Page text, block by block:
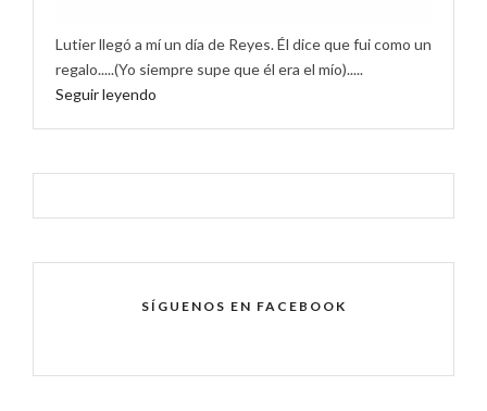
Lutier llegó a mí un día de Reyes. Él dice que fui como un
regalo.....(Yo siempre supe que él era el mío).....
Seguir leyendo
SÍGUENOS EN FACEBOOK